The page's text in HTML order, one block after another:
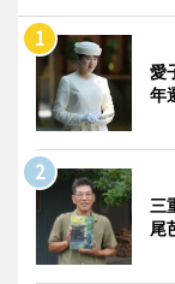
愛
年
三
尾